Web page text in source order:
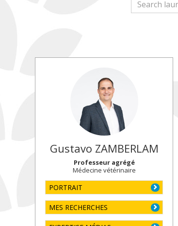
Gustavo ZAMBERLAM
Professeur agrégé
Médecine vétérinaire
PORTRAIT
MES RECHERCHES